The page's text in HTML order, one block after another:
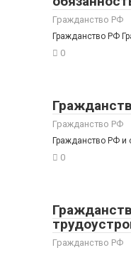
Гражданство РФ
Гражданство РФ
0
Гражданство РФ
Гражданство РФ и
0
Гражданство РФ